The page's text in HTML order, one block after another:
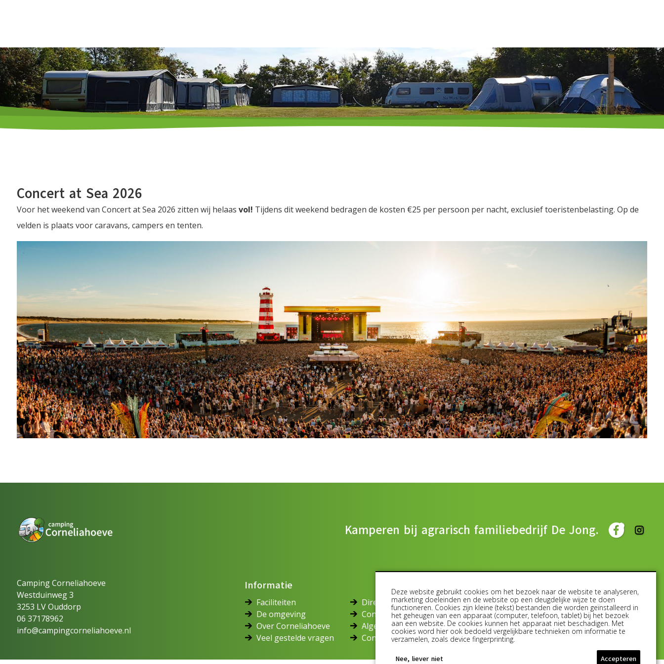
Concert at Sea 2026
Voor het weekend van Concert at Sea 2026 zitten wij helaas vol! Tijdens dit weekend bedragen de kosten €25 per persoon per nacht, exclusief toeristenbelasting. Op de
velden is plaats voor caravans, campers en tenten.
Kamperen bij agrarisch familiebedrijf De Jong.
Camping Corneliahoeve
Westduinweg 3
3253 LV Ouddorp
06 37178962
info@campingcorneliahoeve.nl
Informatie
Faciliteiten
De omgeving
Over Corneliahoeve
Veel gestelde vragen
Direct boeken
Concert at Sea 2026
Algemene voorwaarden
Contact
Deze website gebruikt cookies om het bezoek naar de website te analyseren,
marketing doeleinden en de website op een deugdelijke wijze te doen
functioneren. Cookies zijn kleine (tekst) bestanden die worden geïnstalleerd in
het geheugen van een apparaat (computer, telefoon, tablet) bij het bezoek
aan een website. De cookies kunnen het apparaat niet beschadigen. Met
cookies word hier ook bedoeld vergelijkbare technieken om informatie te
verzamelen, zoals device fingerprinting.
Nee, liever niet Accepteren